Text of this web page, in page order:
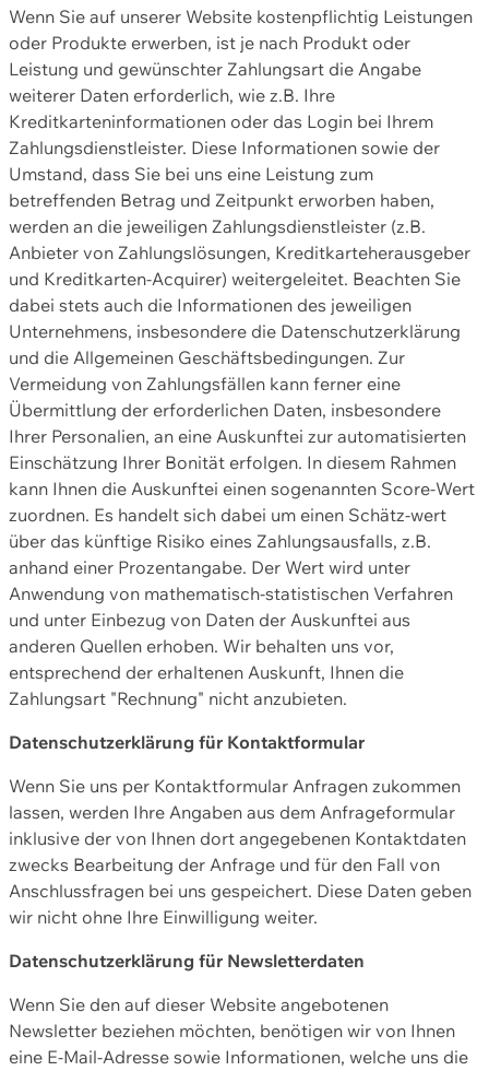
Wenn Sie auf unserer Website kostenpflichtig Leistungen
oder Produkte erwerben, ist je nach Produkt oder
Leistung und gewünschter Zahlungsart die Angabe
weiterer Daten erforderlich, wie z.B. Ihre
Kreditkarteninformationen oder das Login bei Ihrem
Zahlungsdienstleister. Diese Informationen sowie der
Umstand, dass Sie bei uns eine Leistung zum
betreffenden Betrag und Zeitpunkt erworben haben,
werden an die jeweiligen Zahlungsdienstleister (z.B.
Anbieter von Zahlungslösungen, Kreditkarteherausgeber
und Kreditkarten-Acquirer) weitergeleitet. Beachten Sie
dabei stets auch die Informationen des jeweiligen
Unternehmens, insbesondere die Datenschutzerklärung
und die Allgemeinen Geschäftsbedingungen. Zur
Vermeidung von Zahlungsfällen kann ferner eine
Übermittlung der erforderlichen Daten, insbesondere
Ihrer Personalien, an eine Auskunftei zur automatisierten
Einschätzung Ihrer Bonität erfolgen. In diesem Rahmen
kann Ihnen die Auskunftei einen sogenannten Score-Wert
zuordnen. Es handelt sich dabei um einen Schätz-wert
über das künftige Risiko eines Zahlungsausfalls, z.B.
anhand einer Prozentangabe. Der Wert wird unter
Anwendung von mathematisch-statistischen Verfahren
und unter Einbezug von Daten der Auskunftei aus
anderen Quellen erhoben. Wir behalten uns vor,
entsprechend der erhaltenen Auskunft, Ihnen die
Zahlungsart "Rechnung" nicht anzubieten.
Datenschutzerklärung für Kontaktformular
Wenn Sie uns per Kontaktformular Anfragen zukommen
lassen, werden Ihre Angaben aus dem Anfrageformular
inklusive der von Ihnen dort angegebenen Kontaktdaten
zwecks Bearbeitung der Anfrage und für den Fall von
Anschlussfragen bei uns gespeichert. Diese Daten geben
wir nicht ohne Ihre Einwilligung weiter.
Datenschutzerklärung für Newsletterdaten
Wenn Sie den auf dieser Website angebotenen
Newsletter beziehen möchten, benötigen wir von Ihnen
eine E-Mail-Adresse sowie Informationen, welche uns die